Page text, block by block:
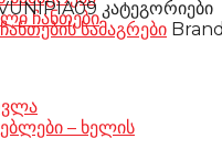
ჩანთები
– ხელის
კატეგორიები
სამაგრები